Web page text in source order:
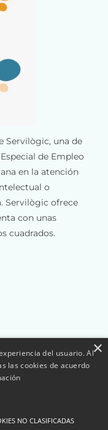
Servilògic, una de
de Empleo
en la atención
o
Servilògic ofrece
con unas
cuadrados.
×
del usuario. Al
las cookies de acuerdo
NO CLASIFICADAS